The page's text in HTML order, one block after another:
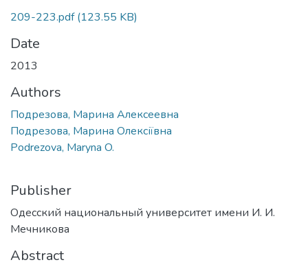
209-223.pdf(123.55 KB)
Date
2013
Authors
Подрезова, Марина Алексеевна
Подрезова, Марина Олексіївна
Podrezova, Maryna O.
Publisher
Одесский национальный университет имени И. И.
Мечникова
Abstract